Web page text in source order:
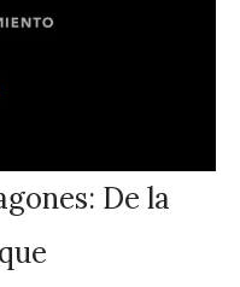
De la